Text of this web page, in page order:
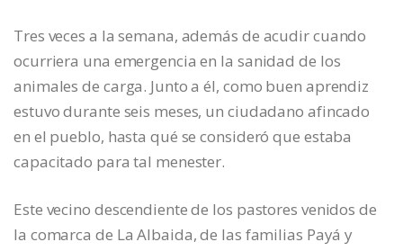
Tres veces a la semana, además de acudir cuando
ocurriera una emergencia en la sanidad de los
animales de carga. Junto a él, como buen aprendiz
estuvo durante seis meses, un ciudadano afincado
en el pueblo, hasta qué se consideró que estaba
capacitado para tal menester.
Este vecino descendiente de los pastores venidos de
la comarca de La Albaida, de las familias Payá y